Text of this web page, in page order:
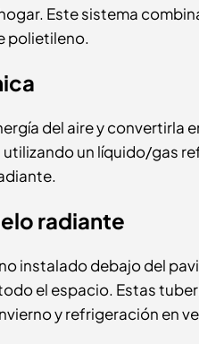
Este sistema
polietileno.
del aire y convertirla
un líquido/gas
radiante
instalado debajo del
el espacio. Estas
y refrigeración en